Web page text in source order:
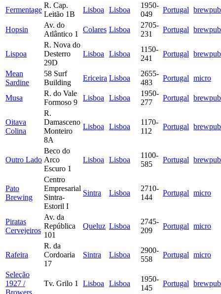
Fermentage
R. Cap.
Leitão 1B
Lisboa Lisboa
1950-
049
Portugal brewpub
Hopsin
Av. do
Atlântico 1
Colares Lisboa
2705-
231
Portugal brewpub
Lispoa
R. Nova do
Desterro
29D
Lisboa Lisboa
1150-
241
Portugal brewpub
Mean
Sardine
58 Surf
Building
Ericeira Lisboa
2655-
483
Portugal micro
Musa
R. do Vale
Formoso 9
Lisboa Lisboa
1950-
277
Portugal brewpub
Oitava
Colina
R.
Damasceno
Monteiro
8A
Lisboa Lisboa
1170-
112
Portugal brewpub
Outro Lado
Beco do
Arco
Escuro 1
Lisboa Lisboa
1100-
585
Portugal brewpub
Pato
Brewing
Centro
Empresarial
Sintra-
Estoril I
Sintra Lisboa
2710-
144
Portugal micro
Piratas
Cervejeiros
Av. da
República
101
Queluz Lisboa
2745-
209
Portugal micro
Rafeira
R. da
Cordoaria
17
Sintra Lisboa
2900-
558
Portugal micro
Seleção
1927 /
Browers
Tv. Grilo 1 Lisboa Lisboa
1950-
145
Portugal brewpub